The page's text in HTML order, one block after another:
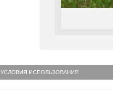
УСЛОВИЯ ИСПОЛЬЗОВАНИЯ